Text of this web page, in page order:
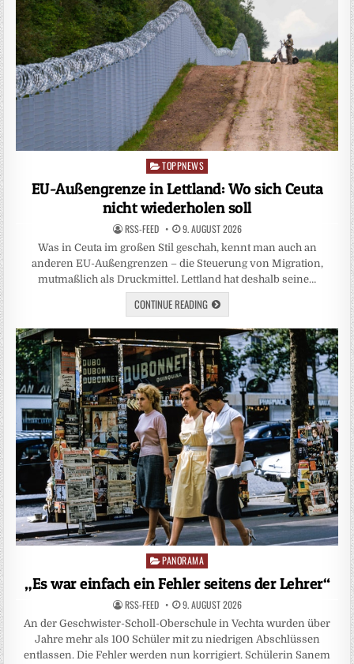
Posted
in
TOPPNEWS
EU-Außengrenze in Lettland: Wo sich Ceuta
nicht wiederholen soll
RSS-FEED 9. AUGUST 2026
Was in Ceuta im großen Stil geschah, kennt man auch an
anderen EU-Außengrenzen – die Steuerung von Migration,
mutmaßlich als Druckmittel. Lettland hat deshalb seine…
CONTINUE READING
Posted
in
PANORAMA
„Es war einfach ein Fehler seitens der Lehrer“
RSS-FEED 9. AUGUST 2026
An der Geschwister-Scholl-Oberschule in Vechta wurden über
Jahre mehr als 100 Schüler mit zu niedrigen Abschlüssen
entlassen. Die Fehler werden nun korrigiert. Schülerin Sanem